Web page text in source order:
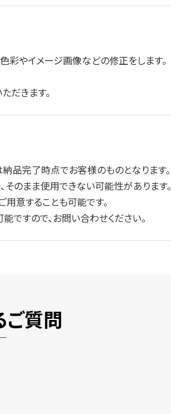
彩やイメージ画像などの修正をします。
だきます。
品完了時点でお客様のものとなります。
のまま使用できない可能性があります。
意することも可能です。
ですので、お問い合わせください。
ご質問